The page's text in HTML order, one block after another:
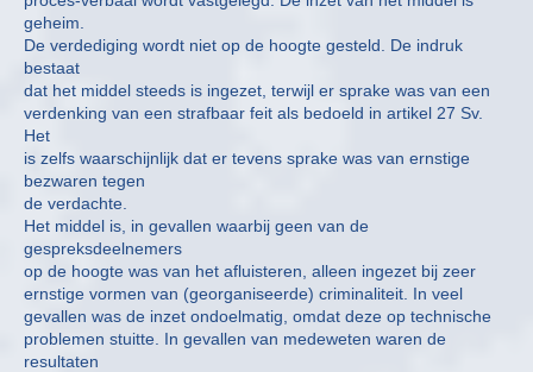
geheim.
De verdediging wordt niet op de hoogte gesteld. De indruk
bestaat
dat het middel steeds is ingezet, terwijl er sprake was van een
verdenking van een strafbaar feit als bedoeld in artikel 27 Sv.
Het
is zelfs waarschijnlijk dat er tevens sprake was van ernstige
bezwaren tegen
de verdachte.
Het middel is, in gevallen waarbij geen van de
gespreksdeelnemers
op de hoogte was van het afluisteren, alleen ingezet bij zeer
ernstige vormen van (georganiseerde) criminaliteit. In veel
gevallen was de inzet ondoelmatig, omdat deze op technische
problemen stuitte. In gevallen van medeweten waren de
resultaten